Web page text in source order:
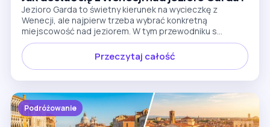
Jezioro Garda to świetny kierunek na wycieczkę z
Wenecji, ale najpierw trzeba wybrać konkretną
miejscowość nad jeziorem. W tym przewodniku s...
Przeczytaj całość
Podróżowanie